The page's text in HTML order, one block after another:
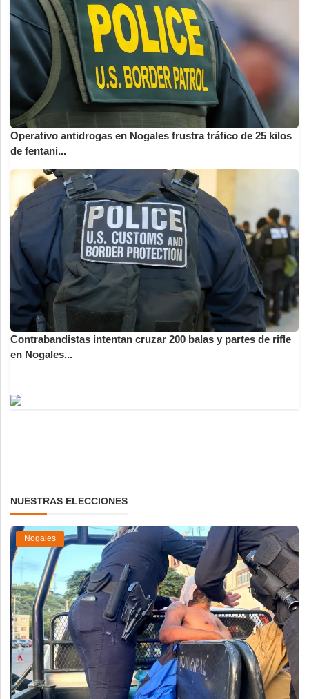
Operativo antidrogas en Nogales frustra tráfico de 25 kilos
de fentani...
Contrabandistas intentan cruzar 200 balas y partes de rifle
en Nogales...
NUESTRAS ELECCIONES
Nogales